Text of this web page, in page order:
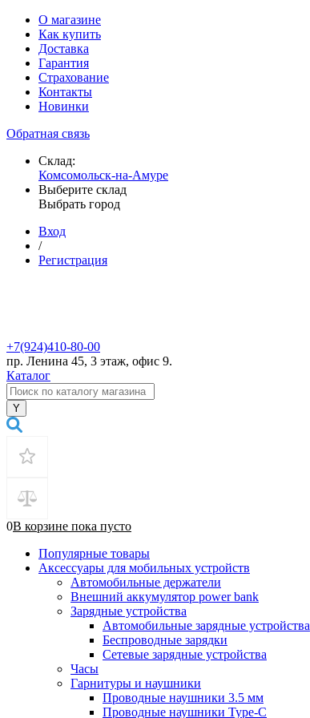
О магазине
Как купить
Доставка
Гарантия
Страхование
Контакты
Новинки
Обратная связь
Склад:
Комсомольск-на-Амуре
Выберите склад
Выбрать город
Вход
/
Регистрация
+7(924)410-80-00
пр. Ленина 45, 3 этаж, офис 9.
Каталог
0В корзине пока пусто
Популярные товары
Аксессуары для мобильных устройств
Автомобильные держатели
Внешний аккумулятор power bank
Зарядные устройства
Автомобильные зарядные устройства
Беспроводные зарядки
Сетевые зарядные устройства
Часы
Гарнитуры и наушники
Проводные наушники 3.5 мм
Проводные наушники Type-C